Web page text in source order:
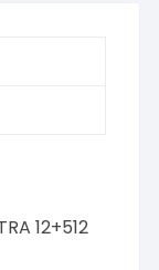
12+512